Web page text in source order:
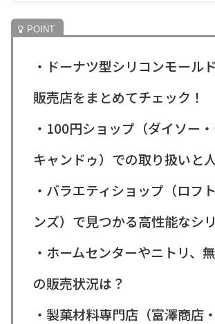
・ドーナツ型シリコンモール
販売店をまとめてチェック！
・100円ショップ（ダイソー
キャンドゥ）での取り扱いと
・バラエティショップ（ロフ
ンズ）で見つかる高性能なシ
・ホームセンターやニトリ、
の販売状況は？
・製菓材料専門店（富澤商店